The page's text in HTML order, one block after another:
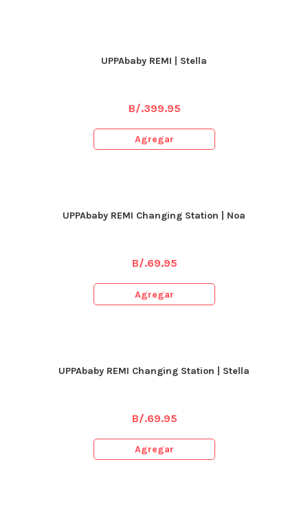
UPPAbaby REMI | Stella
B/.399.95
Agregar
UPPAbaby REMI Changing Station | Noa
B/.69.95
Agregar
UPPAbaby REMI Changing Station | Stella
B/.69.95
Agregar